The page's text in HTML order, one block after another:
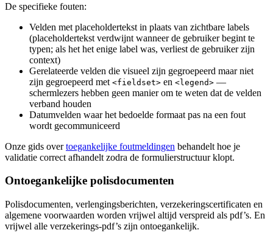
De specifieke fouten:
Velden met placeholdertekst in plaats van zichtbare labels
(placeholdertekst verdwijnt wanneer de gebruiker begint te
typen; als het het enige label was, verliest de gebruiker zijn
context)
Gerelateerde velden die visueel zijn gegroepeerd maar niet
zijn gegroepeerd met <fieldset> en <legend> —
schermlezers hebben geen manier om te weten dat de velden
verband houden
Datumvelden waar het bedoelde formaat pas na een fout
wordt gecommuniceerd
Onze gids overtoegankelijke foutmeldingen behandelt hoe je
validatie correct afhandelt zodra de formulierstructuur klopt.
Ontoegankelijke polisdocumenten
Polisdocumenten, verlengingsberichten, verzekeringscertificaten en
algemene voorwaarden worden vrijwel altijd verspreid als pdf’s. En
vrijwel alle verzekerings-pdf’s zijn ontoegankelijk.